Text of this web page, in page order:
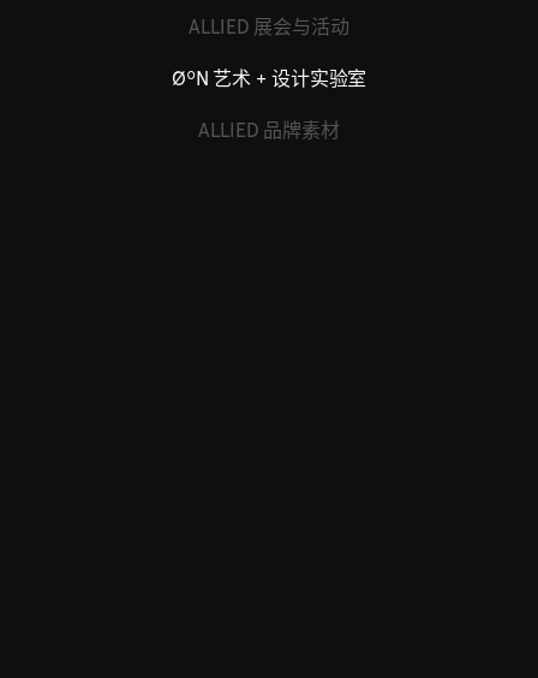
ALLIED 展会与活动
ØºN 艺术 + 设计实验室
ALLIED 品牌素材